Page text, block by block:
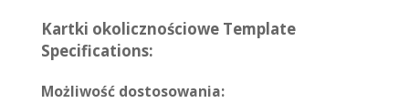
Kartki okolicznościowe Template
Specifications:
Możliwość dostosowania: